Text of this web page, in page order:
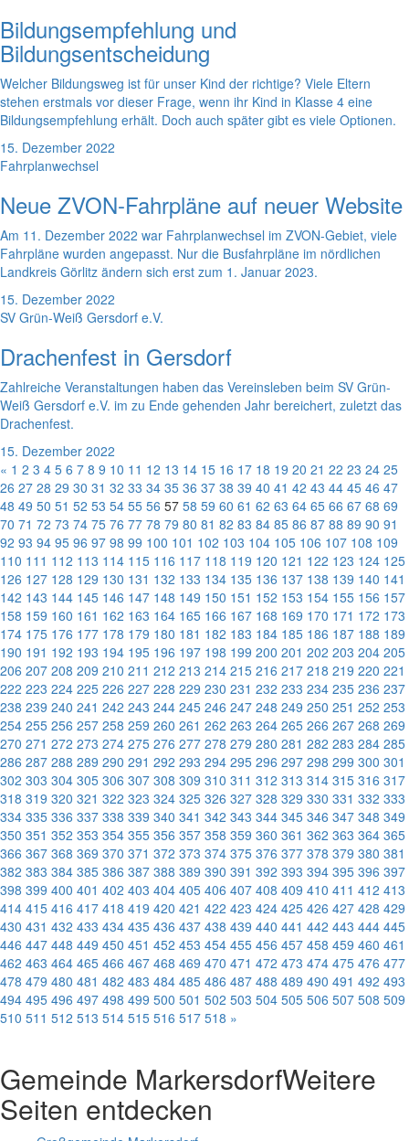
Bildungsempfehlung und
Bildungsentscheidung
Welcher Bildungsweg ist für unser Kind der richtige? Viele Eltern
stehen erstmals vor dieser Frage, wenn ihr Kind in Klasse 4 eine
Bildungsempfehlung erhält. Doch auch später gibt es viele Optionen.
15. Dezember 2022
Fahrplanwechsel
Neue ZVON-Fahrpläne auf neuer Website
Am 11. Dezember 2022 war Fahrplanwechsel im ZVON-Gebiet, viele
Fahrpläne wurden angepasst. Nur die Busfahrpläne im nördlichen
Landkreis Görlitz ändern sich erst zum 1. Januar 2023.
15. Dezember 2022
SV Grün-Weiß Gersdorf e.V.
Drachenfest in Gersdorf
Zahlreiche Veranstaltungen haben das Vereinsleben beim SV Grün-
Weiß Gersdorf e.V. im zu Ende gehenden Jahr bereichert, zuletzt das
Drachenfest.
15. Dezember 2022
« 1 2 3 4 5 6 7 8 9 10 11 12 13 14 15 16 17 18 19 20 21 22 23 24 25
26 27 28 29 30 31 32 33 34 35 36 37 38 39 40 41 42 43 44 45 46 47
48 49 50 51 52 53 54 55 56 57 58 59 60 61 62 63 64 65 66 67 68 69
70 71 72 73 74 75 76 77 78 79 80 81 82 83 84 85 86 87 88 89 90 91
92 93 94 95 96 97 98 99 100 101 102 103 104 105 106 107 108 109
110 111 112 113 114 115 116 117 118 119 120 121 122 123 124 125
126 127 128 129 130 131 132 133 134 135 136 137 138 139 140 141
142 143 144 145 146 147 148 149 150 151 152 153 154 155 156 157
158 159 160 161 162 163 164 165 166 167 168 169 170 171 172 173
174 175 176 177 178 179 180 181 182 183 184 185 186 187 188 189
190 191 192 193 194 195 196 197 198 199 200 201 202 203 204 205
206 207 208 209 210 211 212 213 214 215 216 217 218 219 220 221
222 223 224 225 226 227 228 229 230 231 232 233 234 235 236 237
238 239 240 241 242 243 244 245 246 247 248 249 250 251 252 253
254 255 256 257 258 259 260 261 262 263 264 265 266 267 268 269
270 271 272 273 274 275 276 277 278 279 280 281 282 283 284 285
286 287 288 289 290 291 292 293 294 295 296 297 298 299 300 301
302 303 304 305 306 307 308 309 310 311 312 313 314 315 316 317
318 319 320 321 322 323 324 325 326 327 328 329 330 331 332 333
334 335 336 337 338 339 340 341 342 343 344 345 346 347 348 349
350 351 352 353 354 355 356 357 358 359 360 361 362 363 364 365
366 367 368 369 370 371 372 373 374 375 376 377 378 379 380 381
382 383 384 385 386 387 388 389 390 391 392 393 394 395 396 397
398 399 400 401 402 403 404 405 406 407 408 409 410 411 412 413
414 415 416 417 418 419 420 421 422 423 424 425 426 427 428 429
430 431 432 433 434 435 436 437 438 439 440 441 442 443 444 445
446 447 448 449 450 451 452 453 454 455 456 457 458 459 460 461
462 463 464 465 466 467 468 469 470 471 472 473 474 475 476 477
478 479 480 481 482 483 484 485 486 487 488 489 490 491 492 493
494 495 496 497 498 499 500 501 502 503 504 505 506 507 508 509
510 511 512 513 514 515 516 517 518 »
Gemeinde MarkersdorfWeitere
Seiten entdecken